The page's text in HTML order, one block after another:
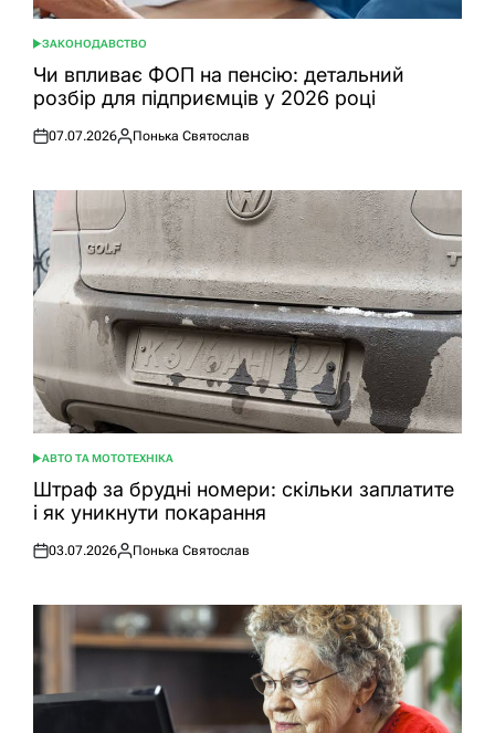
ОПУБЛІКУВАТИ
У
ЗАКОНОДАВСТВО
Чи впливає ФОП на пенсію: детальний
розбір для підприємців у 2026 році
Оприлюднено
07.07.2026
Опубліковано
Понька Святослав
ОПУБЛІКУВАТИ
У
АВТО ТА МОТОТЕХНІКА
Штраф за брудні номери: скільки заплатите
і як уникнути покарання
Оприлюднено
03.07.2026
Опубліковано
Понька Святослав